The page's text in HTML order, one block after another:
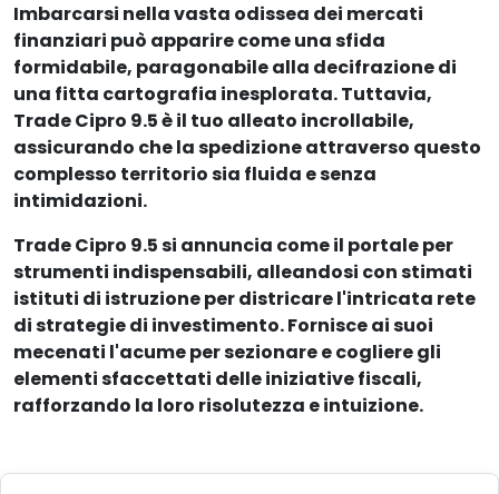
Imbarcarsi nella vasta odissea dei mercati
finanziari può apparire come una sfida
formidabile, paragonabile alla decifrazione di
una fitta cartografia inesplorata. Tuttavia,
Trade Cipro 9.5 è il tuo alleato incrollabile,
assicurando che la spedizione attraverso questo
complesso territorio sia fluida e senza
intimidazioni.
Trade Cipro 9.5 si annuncia come il portale per
strumenti indispensabili, alleandosi con stimati
istituti di istruzione per districare l'intricata rete
di strategie di investimento. Fornisce ai suoi
mecenati l'acume per sezionare e cogliere gli
elementi sfaccettati delle iniziative fiscali,
rafforzando la loro risolutezza e intuizione.